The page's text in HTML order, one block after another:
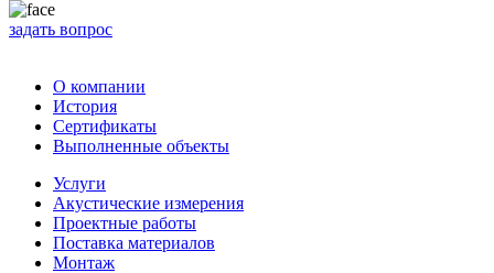
задать вопрос
О компании
История
Сертификаты
Выполненные объекты
Услуги
Акустические измерения
Проектные работы
Поставка материалов
Монтаж